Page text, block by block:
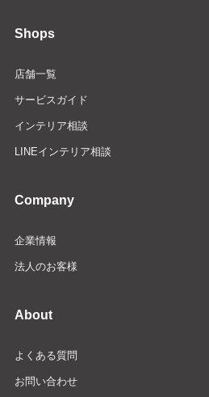
Shops
店舗一覧
サービスガイド
インテリア相談
LINEインテリア相談
Company
企業情報
法人のお客様
About
よくある質問
お問い合わせ